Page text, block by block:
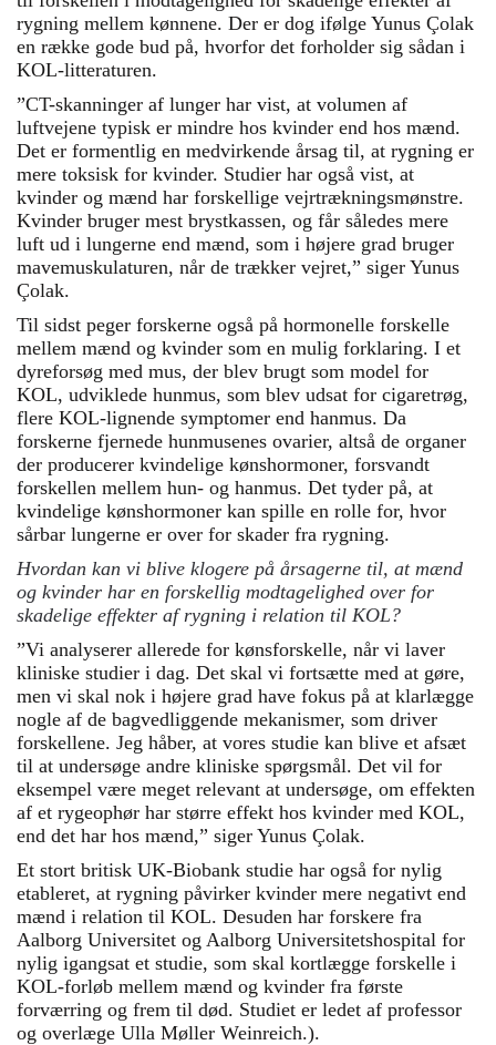
rygning mellem kønnene. Der er dog ifølge Yunus Çolak
en række gode bud på, hvorfor det forholder sig sådan i
KOL-litteraturen.
”CT-skanninger af lunger har vist, at volumen af
luftvejene typisk er mindre hos kvinder end hos mænd.
Det er formentlig en medvirkende årsag til, at rygning er
mere toksisk for kvinder. Studier har også vist, at
kvinder og mænd har forskellige vejrtrækningsmønstre.
Kvinder bruger mest brystkassen, og får således mere
luft ud i lungerne end mænd, som i højere grad bruger
mavemuskulaturen, når de trækker vejret,” siger Yunus
Çolak.
Til sidst peger forskerne også på hormonelle forskelle
mellem mænd og kvinder som en mulig forklaring. I et
dyreforsøg med mus, der blev brugt som model for
KOL, udviklede hunmus, som blev udsat for cigaretrøg,
flere KOL-lignende symptomer end hanmus. Da
forskerne fjernede hunmusenes ovarier, altså de organer
der producerer kvindelige kønshormoner, forsvandt
forskellen mellem hun- og hanmus. Det tyder på, at
kvindelige kønshormoner kan spille en rolle for, hvor
sårbar lungerne er over for skader fra rygning.
Hvordan kan vi blive klogere på årsagerne til, at mænd
og kvinder har en forskellig modtagelighed over for
skadelige effekter af rygning i relation til KOL?
”Vi analyserer allerede for kønsforskelle, når vi laver
kliniske studier i dag. Det skal vi fortsætte med at gøre,
men vi skal nok i højere grad have fokus på at klarlægge
nogle af de bagvedliggende mekanismer, som driver
forskellene. Jeg håber, at vores studie kan blive et afsæt
til at undersøge andre kliniske spørgsmål. Det vil for
eksempel være meget relevant at undersøge, om effekten
af et rygeophør har større effekt hos kvinder med KOL,
end det har hos mænd,” siger Yunus Çolak.
Et stort britisk UK-Biobank studie har også for nylig
etableret, at rygning påvirker kvinder mere negativt end
mænd i relation til KOL. Desuden har forskere fra
Aalborg Universitet og Aalborg Universitetshospital for
nylig igangsat et studie, som skal kortlægge forskelle i
KOL-forløb mellem mænd og kvinder fra første
forværring og frem til død. Studiet er ledet af professor
og overlæge Ulla Møller Weinreich.).